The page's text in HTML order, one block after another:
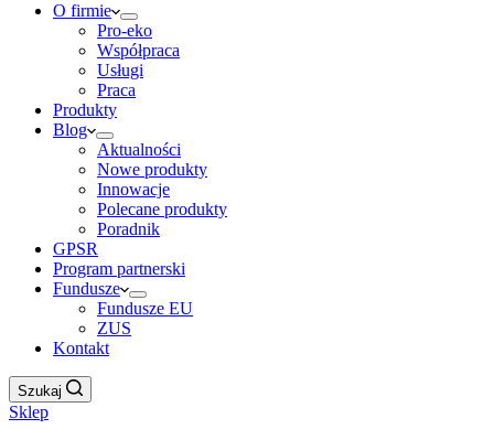
O firmie
Pro-eko
Współpraca
Usługi
Praca
Produkty
Blog
Aktualności
Nowe produkty
Innowacje
Polecane produkty
Poradnik
GPSR
Program partnerski
Fundusze
Fundusze EU
ZUS
Kontakt
Szukaj
Sklep